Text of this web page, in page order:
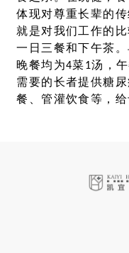
体现对尊重长辈的
就是对我们工作的
一日三餐和下午茶
晚餐均为4菜1汤，
需要的长者提供糖
餐、管灌饮食等，